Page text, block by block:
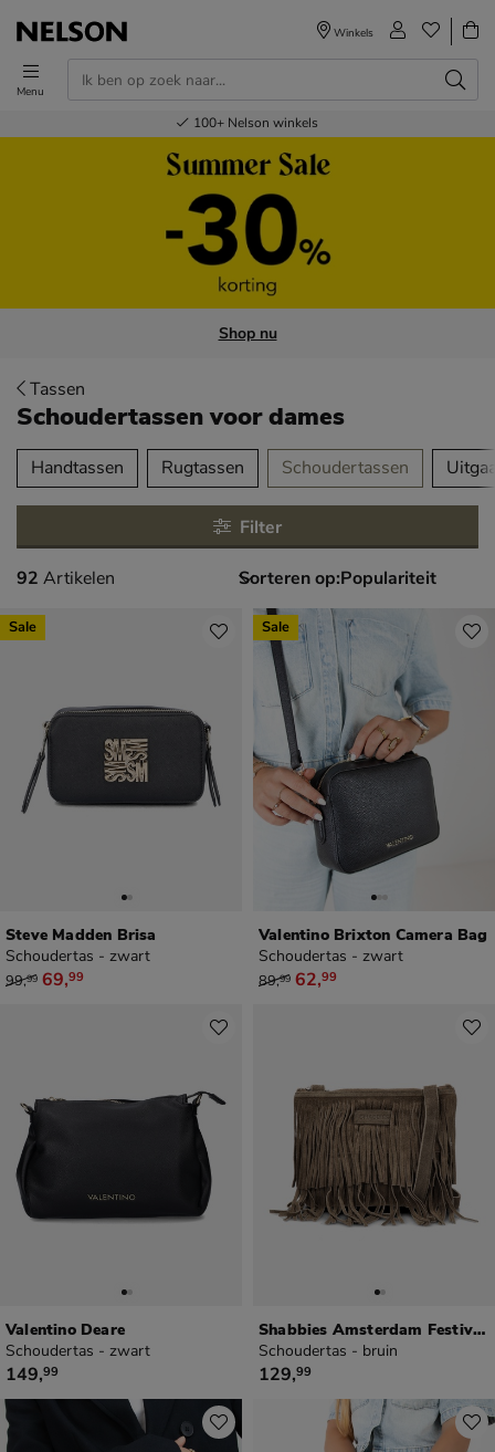
Menu
Winkels
Voor 23.00u besteld,volgende dag in huis
Gratisverzending en retour
Bestel nu,betaal later
100+ Nelson winkels
Shop nu
Tassen
Schoudertassen voor dames
over
Handtassen Rugtassen Schoudertassen
Filter
92 artikelen
92 Artikelen Sorteren op:
Steve Madden Brisa
Schoudertas - zwart
van € 99,99 voor € 69,99
99,99 69,99
Sale
Valentino Brixton Camera Bag
Schoudertas - zwart
van € 89,99 voor € 62,99
89,99 62,99
Sale
Valentino Deare
Schoudertas - zwart
€ 149,99
149,99
Shabbies Amsterdam Festival Fringe
Schoudertas - bruin
€ 129,99
129,99